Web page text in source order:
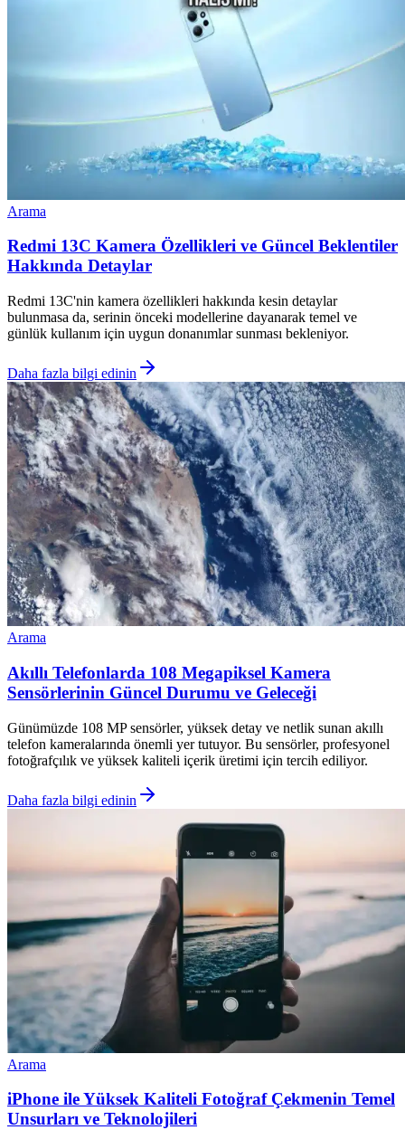
Arama
Redmi 13C Kamera Özellikleri ve Güncel Beklentiler
Hakkında Detaylar
Redmi 13C'nin kamera özellikleri hakkında kesin detaylar
bulunmasa da, serinin önceki modellerine dayanarak temel ve
günlük kullanım için uygun donanımlar sunması bekleniyor.
Daha fazla bilgi edinin
Arama
Akıllı Telefonlarda 108 Megapiksel Kamera
Sensörlerinin Güncel Durumu ve Geleceği
Günümüzde 108 MP sensörler, yüksek detay ve netlik sunan akıllı
telefon kameralarında önemli yer tutuyor. Bu sensörler, profesyonel
fotoğrafçılık ve yüksek kaliteli içerik üretimi için tercih ediliyor.
Daha fazla bilgi edinin
Arama
iPhone ile Yüksek Kaliteli Fotoğraf Çekmenin Temel
Unsurları ve Teknolojileri